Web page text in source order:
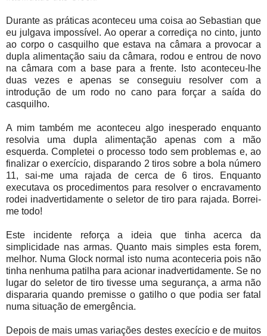
Durante as práticas aconteceu uma coisa ao Sebastian que
eu julgava impossível. Ao operar a corrediça no cinto, junto
ao corpo o casquilho que estava na câmara a provocar a
dupla alimentação saiu da câmara, rodou e entrou de novo
na câmara com a base para a frente. Isto aconteceu-lhe
duas vezes e apenas se conseguiu resolver com a
introdução de um rodo no cano para forçar a saída do
casquilho.
A mim também me aconteceu algo inesperado enquanto
resolvia uma dupla alimentação apenas com a mão
esquerda. Completei o processo todo sem problemas e, ao
finalizar o exercício, disparando 2 tiros sobre a bola número
11, sai-me uma rajada de cerca de 6 tiros. Enquanto
executava os procedimentos para resolver o encravamento
rodei inadvertidamente o seletor de tiro para rajada. Borrei-
me todo!
Este incidente reforça a ideia que tinha acerca da
simplicidade nas armas. Quanto mais simples esta forem,
melhor. Numa Glock normal isto numa aconteceria pois não
tinha nenhuma patilha para acionar inadvertidamente. Se no
lugar do seletor de tiro tivesse uma segurança, a arma não
dispararia quando premisse o gatilho o que podia ser fatal
numa situação de emergência.
Depois de mais umas variações destes execício e de muitos